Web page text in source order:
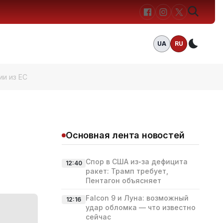
UA RU
из ЕС
Основная лента новостей
12:40 Спор в США из‑за дефицита
ракет: Трамп требует,
Пентагон объясняет
12:16
Falcon 9 и Луна: возможный
удар обломка — что известно
сейчас